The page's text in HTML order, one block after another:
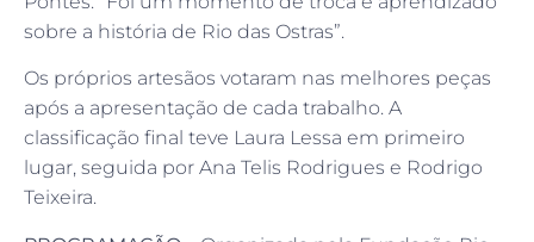
sobre a história de Rio das Ostras”.
Os próprios artesãos votaram nas melhores peças
após a apresentação de cada trabalho. A
classificação final teve Laura Lessa em primeiro
lugar, seguida por Ana Telis Rodrigues e Rodrigo
Teixeira.